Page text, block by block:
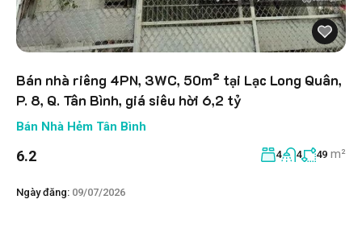
Bán nhà riêng 4PN, 3WC, 50m² tại Lạc Long Quân,
P. 8, Q. Tân Bình, giá siêu hời 6,2 tỷ
Bán Nhà Hẻm Tân Bình
6.2 4 4 49 m²
Ngày đăng: 09/07/2026